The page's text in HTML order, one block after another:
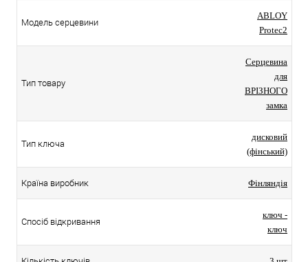
Модель серцевини
ABLOY
Protec2
Тип товару
Серцевина
для
ВРІЗНОГО
замка
Тип ключа
дисковий
(фінський)
Країна виробник Фінляндія
Спосіб відкривання
ключ -
ключ